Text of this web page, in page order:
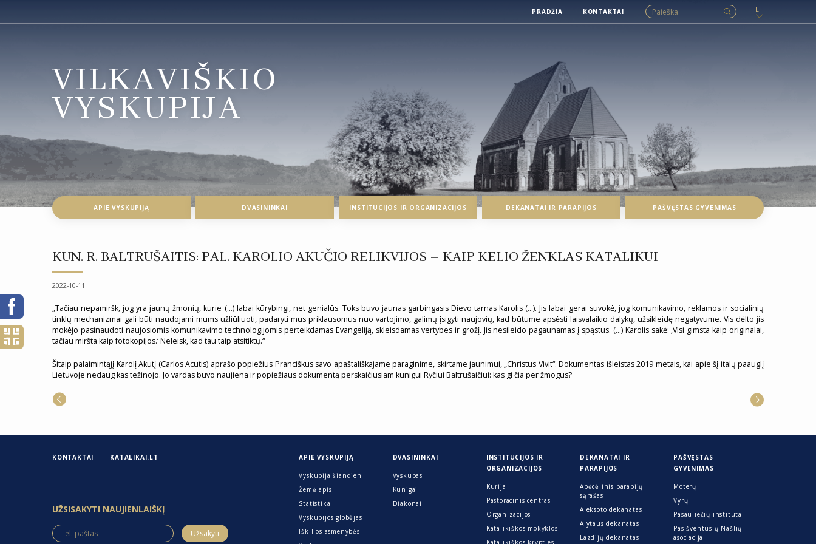
PRADŽIA KONTAKTAI LT
VILKAVIŠKIO
VYSKUPIJA
APIE VYSKUPIJĄ DVASININKAI INSTITUCIJOS IR ORGANIZACIJOS DEKANATAI IR PARAPIJOS PAŠVĘSTAS GYVENIMAS
KUN. R. BALTRUŠAITIS: PAL. KAROLIO AKUČIO RELIKVIJOS – KAIP KELIO ŽENKLAS KATALIKUI
2022-10-11
„Tačiau nepamiršk, jog yra jaunų žmonių, kurie (…) labai kūrybingi, net genialūs. Toks buvo jaunas garbingasis Dievo tarnas Karolis (…). Jis labai gerai suvokė, jog komunikavimo, reklamos ir socialinių
tinklų mechanizmai gali būti naudojami mums užliūliuoti, padaryti mus priklausomus nuo vartojimo, galimų įsigyti naujovių, kad būtume apsėsti laisvalaikio dalykų, užsikleidę negatyvume. Vis dėlto jis
mokėjo pasinaudoti naujosiomis komunikavimo technologijomis perteikdamas Evangeliją, skleisdamas vertybes ir grožį. Jis nesileido pagaunamas į spąstus. (…) Karolis sakė: ‚Visi gimsta kaip originalai,
tačiau miršta kaip fotokopijos.‘ Neleisk, kad tau taip atsitiktų.“
Šitaip palaimintąjį Karolį Akutį (Carlos Acutis) aprašo popiežius Pranciškus savo apaštališkajame paraginime, skirtame jaunimui, „Christus Vivit“. Dokumentas išleistas 2019 metais, kai apie šį italų paauglį
Lietuvoje nedaug kas težinojo. Jo vardas buvo naujiena ir popiežiaus dokumentą perskaičiusiam kunigui Ryčiui Baltrušaičiui: kas gi čia per žmogus?
KONTAKTAI KATALIKAI.LT
UŽSISAKYTI NAUJIENLAIŠKĮ
APIE VYSKUPIJĄ
Vyskupija šiandien
Žemėlapis
Statistika
Vyskupijos globėjas
Iškilios asmenybės
DVASININKAI
Vyskupas
Kunigai
Diakonai
INSTITUCIJOS IR
ORGANIZACIJOS
Kurija
Pastoracinis centras
Organizacijos
Katalikiškos mokyklos
Katalikiškos krypties
DEKANATAI IR
PARAPIJOS
Abėcėlinis parapijų
sąrašas
Aleksoto dekanatas
Alytaus dekanatas
Lazdijų dekanatas
PAŠVĘSTAS
GYVENIMAS
Moterų
Vyrų
Pasauliečių institutai
Pasišventusių Našlių
asociacija